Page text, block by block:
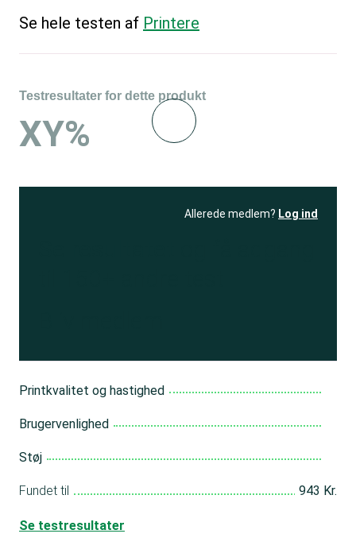
Se hele testen af Printere
Testresultater for dette produkt
XY%
Allerede medlem? Log ind
Printkvalitet og hastighed
Brugervenlighed
Støj
Fundet til 943 Kr.
Se testresultater